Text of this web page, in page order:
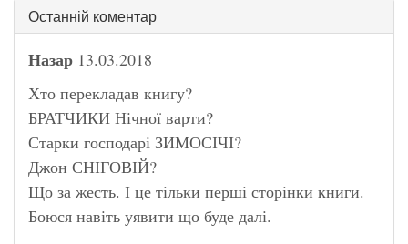
Останній коментар
Назар 13.03.2018
Хто перекладав книгу?
БРАТЧИКИ Нічної варти?
Старки господарі ЗИМОСІЧІ?
Джон СНІГОВІЙ?
Що за жесть. І це тільки перші сторінки книги.
Боюся навіть уявити що буде далі.